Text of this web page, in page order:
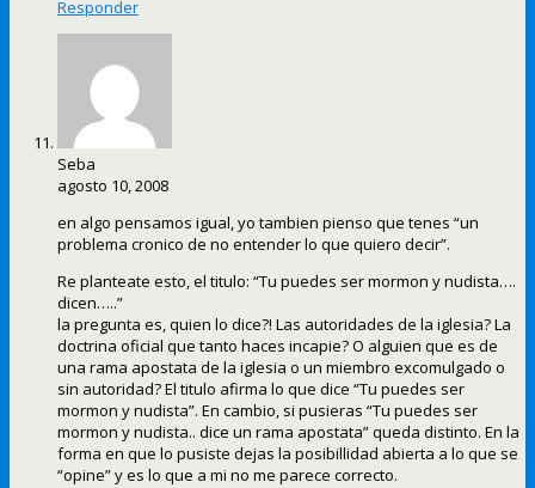
Responder
Seba
agosto 10, 2008
en algo pensamos igual, yo tambien pienso que tenes “un
problema cronico de no entender lo que quiero decir”.
Re planteate esto, el titulo: “Tu puedes ser mormon y nudista….
dicen…..”
la pregunta es, quien lo dice?! Las autoridades de la iglesia? La
doctrina oficial que tanto haces incapie? O alguien que es de
una rama apostata de la iglesia o un miembro excomulgado o
sin autoridad? El titulo afirma lo que dice “Tu puedes ser
mormon y nudista”. En cambio, si pusieras “Tu puedes ser
mormon y nudista.. dice un rama apostata” queda distinto. En la
forma en que lo pusiste dejas la posibillidad abierta a lo que se
“opine” y es lo que a mi no me parece correcto.